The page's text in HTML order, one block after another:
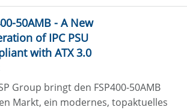
50AMB - A New
of IPC PSU
with ATX 3.0
Group bringt den FSP400-50AMB
Markt, ein modernes, topaktuelles